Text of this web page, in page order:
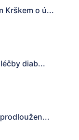
Krškem o ú...
diab...